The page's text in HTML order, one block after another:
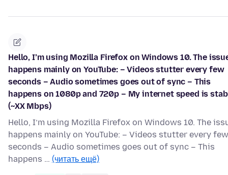
Hello, I’m using Mozilla Firefox on Windows 10. The
happens mainly on YouTube: – Videos stutter every few
seconds – Audio sometimes goes out of sync – This
happens on 1080p and 720p – My internet speed is
(~XX Mbps)
Hello, I’m using Mozilla Firefox on Windows 10. The
happens mainly on YouTube: – Videos stutter every few
seconds – Audio sometimes goes out of sync – This
happens … (читать ещё)